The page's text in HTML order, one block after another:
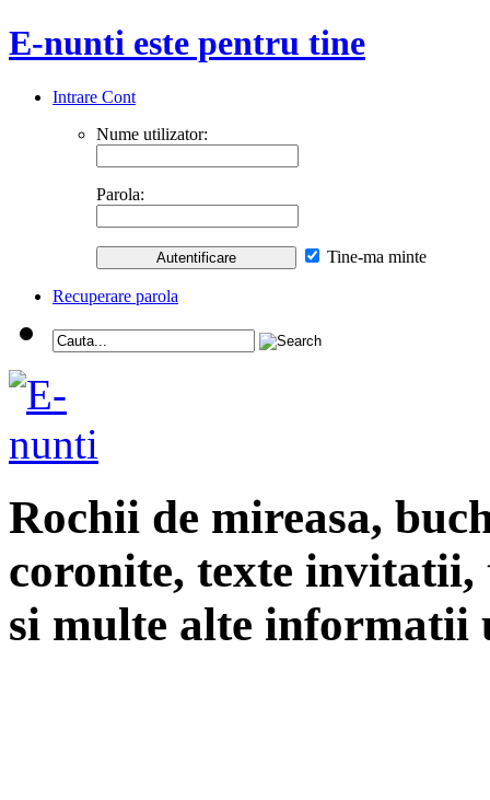
E-nunti este pentru tine
Intrare Cont
Nume utilizator:
Parola:
Tine-ma minte
Recuperare parola
Rochii de mireasa,
coronite, texte
si multe alte informatii